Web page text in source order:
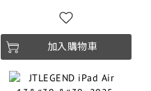
加入購物車